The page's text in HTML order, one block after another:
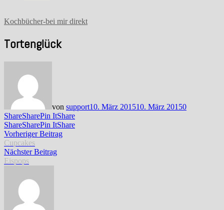
Kochbücher-bei mir direkt
Tortenglück
von support10. März 201510. März 20150
ShareSharePin ItShare
ShareSharePin ItShare
Beitragsnavigation
Vorheriger BeitragVorheriger
Cupcakes
Nächster BeitragNächster
Eispops